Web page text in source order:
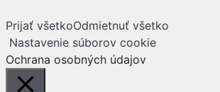
Prijať všetkoOdmietnuť všetko
Nastavenie súborov cookie
Ochrana osobných údajov